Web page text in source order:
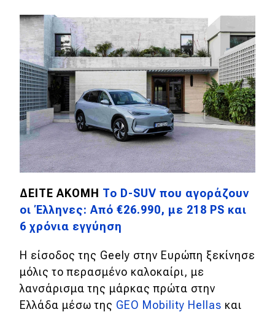
Νέα
Παρουσιάσεις
DRIVE Away
MOTO
Μεταχειρισμένο
Οδηγός αγοράς
Συμβουλές
Χρηστικά
Συμβουλές
ΚΤΕΟ
ΔΕΙΤΕ ΑΚΟΜΗ To D-SUV που αγοράζουν
οι Έλληνες: Από €26.990, με 218 PS και
6 χρόνια εγγύηση
Η είσοδος της Geely στην Ευρώπη ξεκίνησε
μόλις το περασμένο καλοκαίρι, με
λανσάρισμα της μάρκας πρώτα στην
Ελλάδα μέσω της GEO Mobility Hellas και